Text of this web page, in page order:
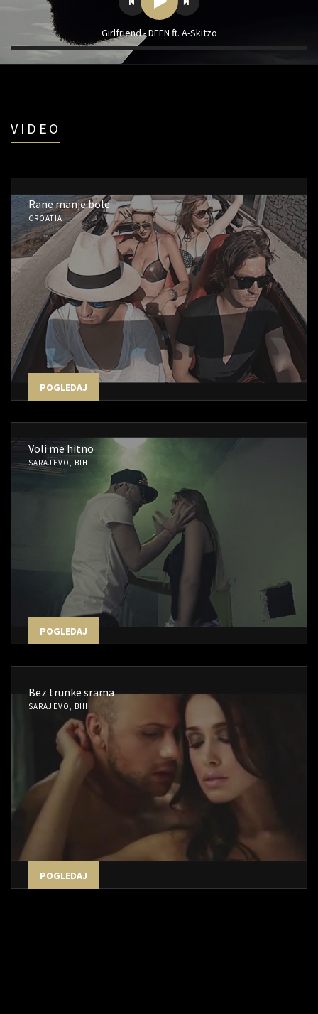
Girlfriend - DEEN ft. A-Skitzo
VIDEO
Rane manje bole
CROATIA
POGLEDAJ
Voli me hitno
SARAJEVO, BIH
POGLEDAJ
Bez trunke srama
SARAJEVO, BIH
POGLEDAJ